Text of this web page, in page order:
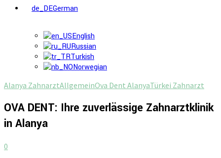
German
English
Russian
Turkish
Norwegian
Alanya ZahnarztAllgemeinOva Dent AlanyaTürkei Zahnarzt
OVA DENT: Ihre zuverlässige Zahnarztklinik
in Alanya
0